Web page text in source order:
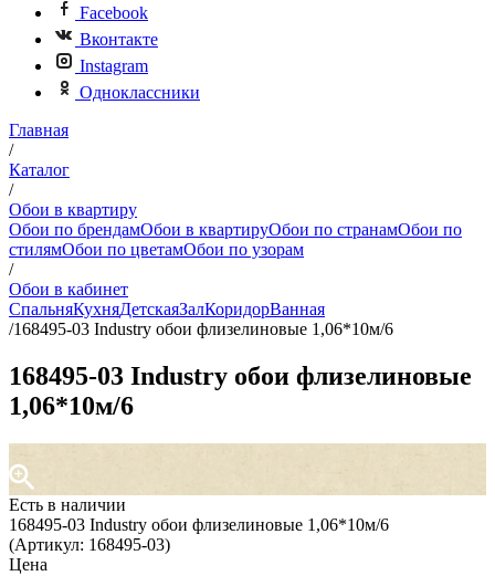
Facebook
Вконтакте
Instagram
Одноклассники
Главная
/
Каталог
/
Обои в квартиру
Обои по брендамОбои в квартируОбои по странамОбои по
стилямОбои по цветамОбои по узорам
/
Обои в кабинет
СпальняКухняДетскаяЗалКоридорВанная
/168495-03 Industry обои флизелиновые 1,06*10м/6
168495-03 Industry обои флизелиновые
1,06*10м/6
Есть в наличии
168495-03 Industry обои флизелиновые 1,06*10м/6
(Артикул: 168495-03)
Цена